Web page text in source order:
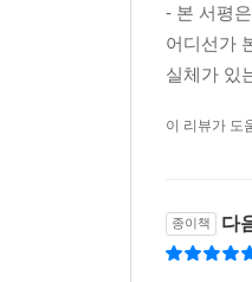
진보는 자동
--- p.129
통합된 세계
리와 평온을
역할을 하지
- 본 서평
어디선가
실체가 있
이 리뷰가 도
종이책 다